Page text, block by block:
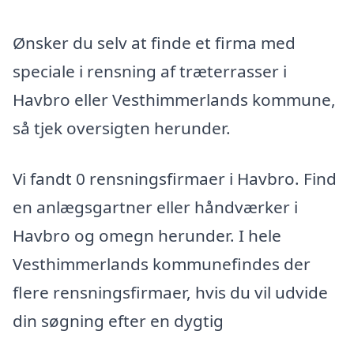
Ønsker du selv at finde et firma med
speciale i rensning af træterrasser i
Havbro eller Vesthimmerlands kommune,
så tjek oversigten herunder.
Vi fandt 0 rensningsfirmaer i Havbro. Find
en anlægsgartner eller håndværker i
Havbro og omegn herunder. I hele
Vesthimmerlands kommunefindes der
flere rensningsfirmaer, hvis du vil udvide
din søgning efter en dygtig